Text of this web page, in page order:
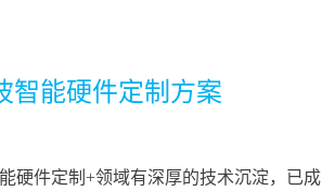
智能硬件定制方案
硬件定制+领域有深厚的技术沉淀，已成